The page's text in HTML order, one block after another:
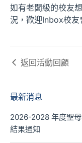
如有老闆級的校友
況，歡迎Inbox校友
返回活動回顧
最新消息
2026-2028 年度聖
結果通知